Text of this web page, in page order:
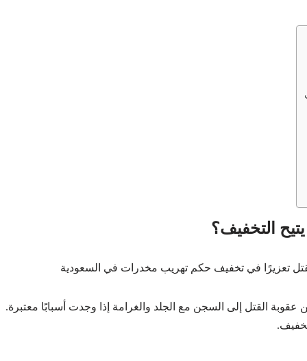
التخفيف؟
تعزيرًا في تخفيف حكم تهريب مخدرات في السعودية
عن عقوبة القتل إلى السجن مع الجلد والغرامة إذا وجدت أسبابًا معتبرة.